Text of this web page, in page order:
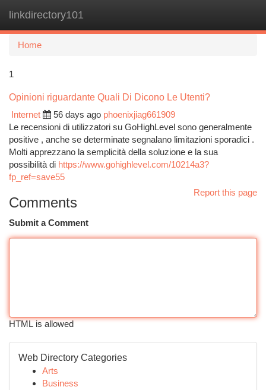
linkdirectory101
Home
1
Opinioni riguardante Quali Di Dicono Le Utenti?
Internet
56 days ago phoenixjiag661909
Le recensioni di utilizzatori su GoHighLevel sono generalmente
positive , anche se determinate segnalano limitazioni sporadici .
Molti apprezzano la semplicità della soluzione e la sua
possibilità di https://www.gohighlevel.com/10214a3?
fp_ref=save55
Report this page
Comments
Submit a Comment
HTML is allowed
Web Directory Categories
Arts
Business